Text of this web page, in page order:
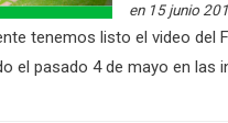
en 15 junio
tenemos listo el video del
el pasado 4 de mayo en las